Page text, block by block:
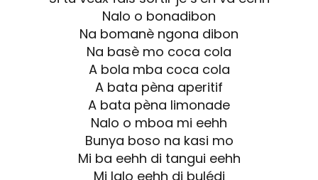
Nalo o bonadibon
Na bomanè ngona dibon
Na basè mo coca cola
A bola mba coca cola
A bata pèna aperitif
A bata pèna limonade
Nalo o mboa mi eehh
Bunya boso na kasi mo
Mi ba eehh di tangui eehh
Mi lalo eehh di bulédi